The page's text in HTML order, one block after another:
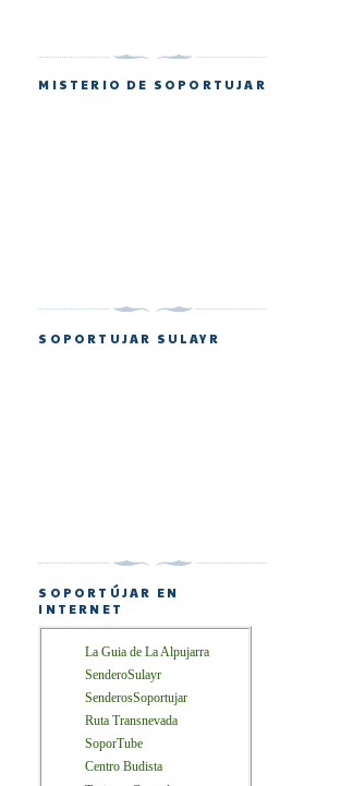
MISTERIO DE SOPORTUJAR
SOPORTUJAR SULAYR
SOPORTÚJAR EN
INTERNET
La Guia de La Alpujarra
SenderoSulayr
SenderosSoportujar
Ruta Transnevada
SoporTube
Centro Budista